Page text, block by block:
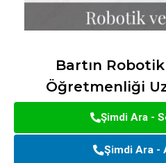
Bartın
Öğretmenliği
Şimdi Ara -
Şimdi Ara -